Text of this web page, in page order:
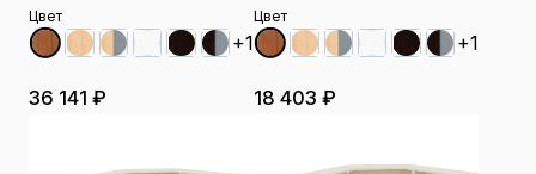
Цвет
+1
36 141 ₽
Цвет
+1
18 403 ₽